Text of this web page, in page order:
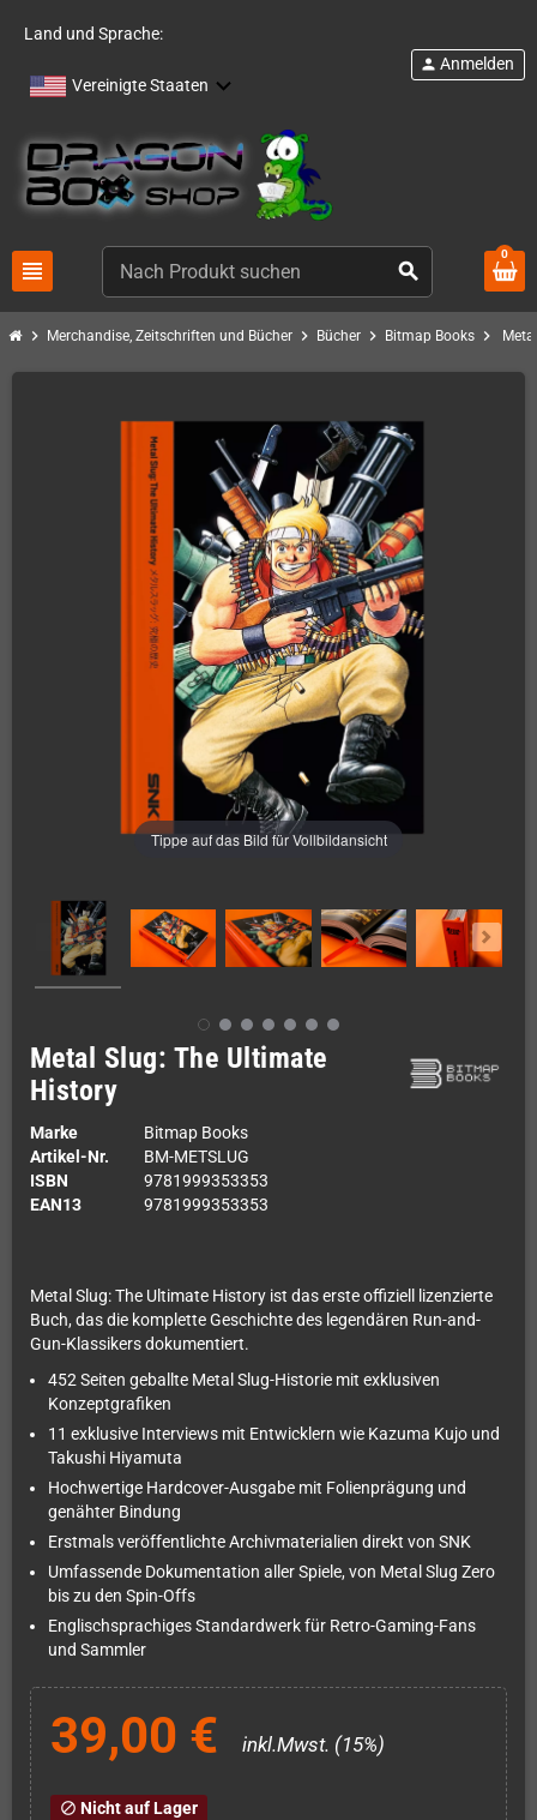
Land und Sprache:
Vereinigte Staaten
view_headline search
person Anmelden
0
chevron_right Merchandise, Zeitschriften und Bücher chevron_right Bücher chevron_right Bitmap Books chevron_right
Tippe auf das Bild für Vollbildansicht
Metal Slug: The Ultimate
History
Marke
Bitmap Books
Artikel-Nr.
BM-METSLUG
ISBN
9781999353353
EAN13
9781999353353
Metal Slug: The Ultimate History ist das erste offiziell lizenzierte
Buch, das die komplette Geschichte des legendären Run-and-
Gun-Klassikers dokumentiert.
452 Seiten geballte Metal Slug-Historie mit exklusiven
Konzeptgrafiken
11 exklusive Interviews mit Entwicklern wie Kazuma Kujo und
Takushi Hiyamuta
Hochwertige Hardcover-Ausgabe mit Folienprägung und
genähter Bindung
Erstmals veröffentlichte Archivmaterialien direkt von SNK
Umfassende Dokumentation aller Spiele, von Metal Slug Zero
bis zu den Spin-Offs
Englischsprachiges Standardwerk für Retro-Gaming-Fans
und Sammler
39,00 € inkl.Mwst. (15%)
block Nicht auf Lager